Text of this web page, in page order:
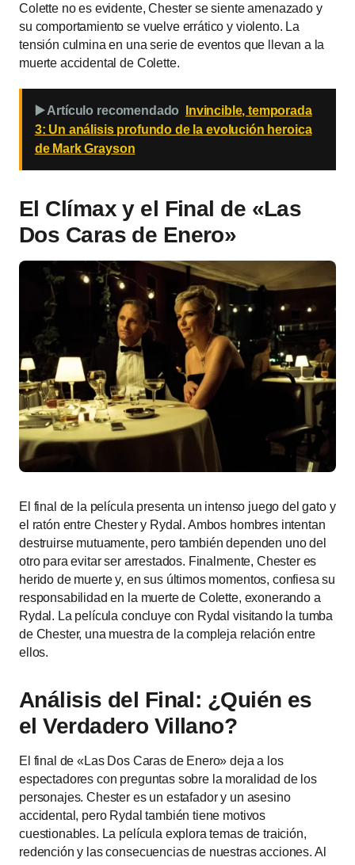
Colette no es evidente, Chester se siente amenazado y
su comportamiento se vuelve errático y violento. La
tensión culmina en una serie de eventos que llevan a la
muerte accidental de Colette.
▶️ Artículo recomendado
Invincible, temporada
3: Un análisis profundo de la evolución heroica
de Mark Grayson
El Clímax y el Final de «Las
Dos Caras de Enero»
El final de la película presenta un intenso juego del gato y
el ratón entre Chester y Rydal. Ambos hombres intentan
destruirse mutuamente, pero también dependen uno del
otro para evitar ser arrestados. Finalmente, Chester es
herido de muerte y, en sus últimos momentos, confiesa su
responsabilidad en la muerte de Colette, exonerando a
Rydal. La película concluye con Rydal visitando la tumba
de Chester, una muestra de la compleja relación entre
ellos.
Análisis del Final: ¿Quién es
el Verdadero Villano?
El final de «Las Dos Caras de Enero» deja a los
espectadores con preguntas sobre la moralidad de los
personajes. Chester es un estafador y un asesino
accidental, pero Rydal también tiene motivos
cuestionables. La película explora temas de traición,
redención y las consecuencias de nuestras acciones. Al